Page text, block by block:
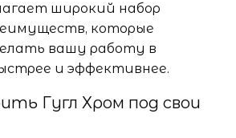
широкий набор
которые
вашу работу в
и эффективнее.
Гугл Хром под свои